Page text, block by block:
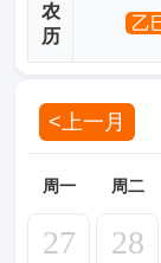
农
历
乙
<上一月
周一 周二
27 28